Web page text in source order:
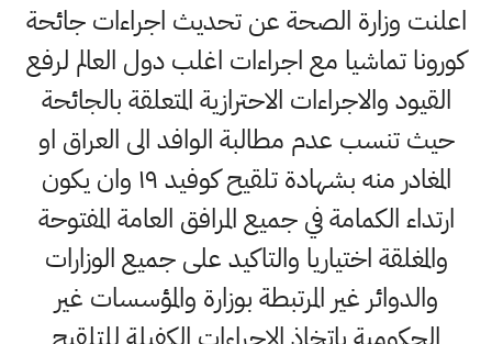
اعلنت وزارة الصحة عن تحديث اجراءات جائحة
كورونا تماشيا مع اجراءات اغلب دول العالم لرفع
القيود والاجراءات الاحترازية المتعلقة بالجائحة
حيث تنسب عدم مطالبة الوافد الى العراق او
المغادر منه بشهادة تلقيح كوفيد ١٩ وان يكون
ارتداء الكمامة في جميع المرافق العامة المفتوحة
والمغلقة اختياريا والتاكيد على جميع الوزارات
والدوائر غير المرتبطة بوزارة والمؤسسات غير